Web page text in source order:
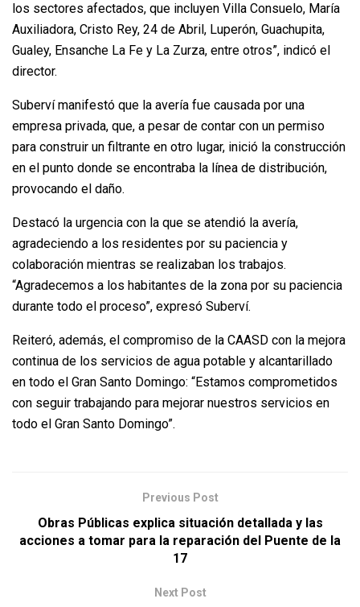
los sectores afectados, que incluyen Villa Consuelo, María
Auxiliadora, Cristo Rey, 24 de Abril, Luperón, Guachupita,
Gualey, Ensanche La Fe y La Zurza, entre otros”, indicó el
director.
Suberví manifestó que la avería fue causada por una
empresa privada, que, a pesar de contar con un permiso
para construir un filtrante en otro lugar, inició la construcción
en el punto donde se encontraba la línea de distribución,
provocando el daño.
Destacó la urgencia con la que se atendió la avería,
agradeciendo a los residentes por su paciencia y
colaboración mientras se realizaban los trabajos.
“Agradecemos a los habitantes de la zona por su paciencia
durante todo el proceso”, expresó Suberví.
Reiteró, además, el compromiso de la CAASD con la mejora
continua de los servicios de agua potable y alcantarillado
en todo el Gran Santo Domingo: “Estamos comprometidos
con seguir trabajando para mejorar nuestros servicios en
todo el Gran Santo Domingo”.
Previous Post
Obras Públicas explica situación detallada y las
acciones a tomar para la reparación del Puente de la
17
Next Post